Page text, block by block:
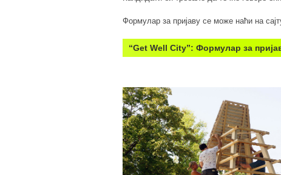
Формулар за пријаву се може наћи на
“Get Well City”: Формулар за